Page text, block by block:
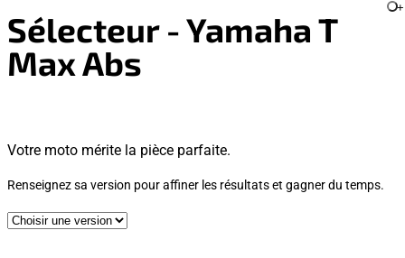
Sélecteur - Yamaha T
Max Abs
+
Votre moto mérite la pièce parfaite.
Renseignez sa version pour affiner les résultats et gagner du temps.